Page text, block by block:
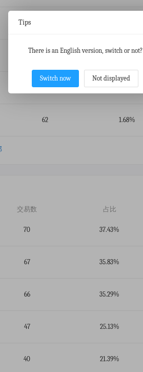
119 3.22%
80 2.17%
62 1.68%
交易数 占比
70 37.43%
67 35.83%
66 35.29%
47 25.13%
40 21.39%
Tips
There is an English version, switch or not?
Switch now Not displayed